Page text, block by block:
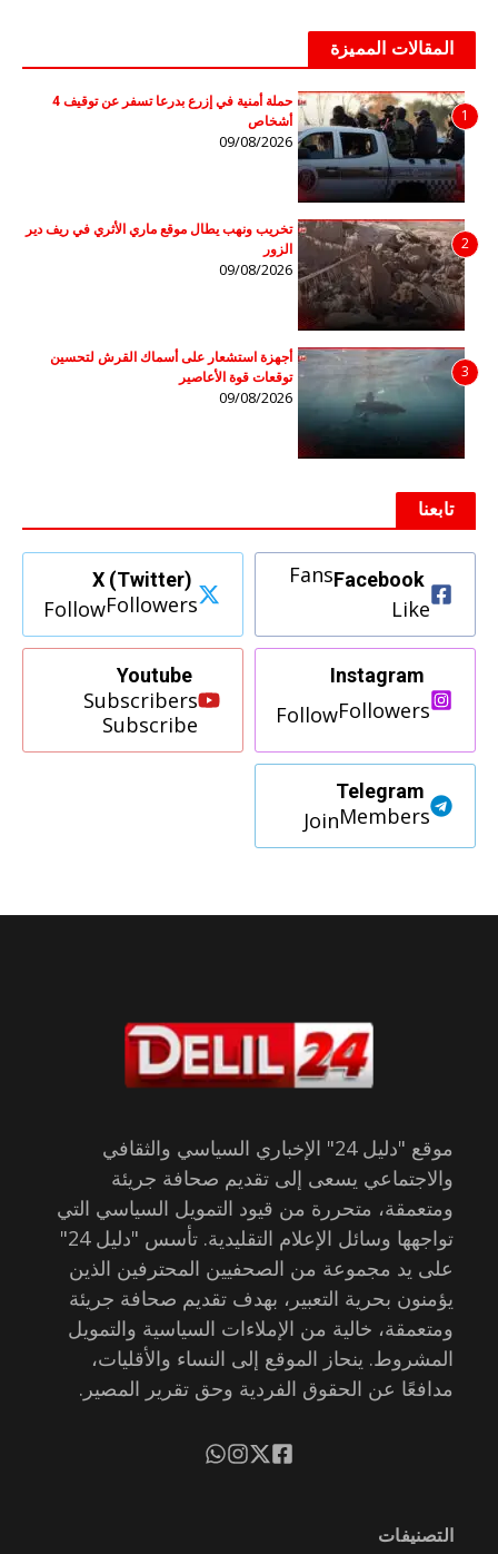
المقالات المميزة
1
حملة أمنية في إزرع بدرعا تسفر عن توقيف 4
أشخاص
09/08/2026
2
تخريب ونهب يطال موقع ماري الأثري في ريف دير
الزور
09/08/2026
3
أجهزة استشعار على أسماك القرش لتحسين
توقعات قوة الأعاصير
09/08/2026
تابعنا
Facebook
Fans
Like
X (Twitter)
Followers
Follow
Instagram
Followers
Follow
Youtube
Subscribers
Subscribe
Telegram
Members
Join
موقع "دليل 24" الإخباري السياسي والثقافي
والاجتماعي يسعى إلى تقديم صحافة جريئة
ومتعمقة، متحررة من قيود التمويل السياسي التي
تواجهها وسائل الإعلام التقليدية. تأسس "دليل 24"
على يد مجموعة من الصحفيين المحترفين الذين
يؤمنون بحرية التعبير، بهدف تقديم صحافة جريئة
ومتعمقة، خالية من الإملاءات السياسية والتمويل
المشروط. ينحاز الموقع إلى النساء والأقليات،
مدافعًا عن الحقوق الفردية وحق تقرير المصير.
التصنيفات